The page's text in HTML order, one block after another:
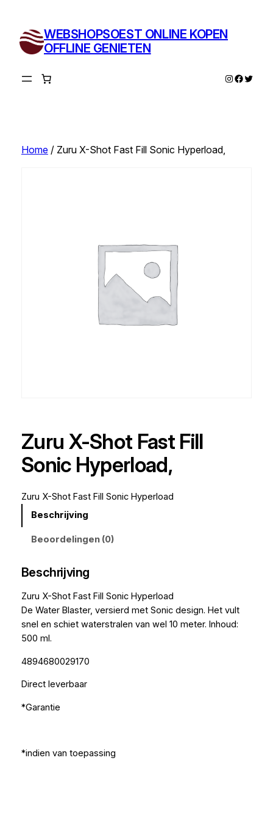
inhoud
WEBSHOPSOEST ONLINE KOPEN
OFFLINE GENIETEN
Instagram
Twitter
Home/ Zuru X-Shot Fast Fill Sonic Hyperload,
Zuru X-Shot Fast Fill
Sonic Hyperload,
Zuru X-Shot Fast Fill Sonic Hyperload
Beschrijving
Beoordelingen (0)
Beschrijving
Zuru X-Shot Fast Fill Sonic Hyperload
De Water Blaster, versierd met Sonic design. Het vult
snel en schiet waterstralen van wel 10 meter. Inhoud:
500 ml.
4894680029170
Direct leverbaar
*Garantie
*indien van toepassing